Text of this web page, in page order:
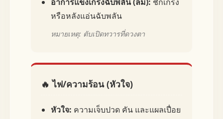
หรือหลังแอ่นฉับพลัน
หมายเหตุ: ตับเปิดทวารที่ดวงตา
🔥 ไฟ/ความร้อน (หัวใจ)
หัวใจ: ความเจ็บปวด คัน และแผลเปื่อย